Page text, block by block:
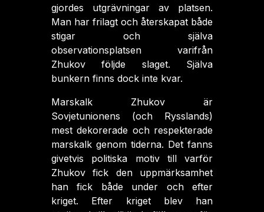
gjordes utgrävningar av platsen.
Man har frilagt och återskapat både
stigar och själva
observationsplatsen varifrån
Zhukov följde slaget. Själva
bunkern finns dock inte kvar.
Marskalk Zhukov är
Sovjetunionens (och Rysslands)
mest dekorerade och respekterade
marskalk genom tiderna. Det fanns
givetvis politiska motiv till varför
Zhukov fick den uppmärksamhet
han fick både under och efter
kriget. Efter kriget blev han